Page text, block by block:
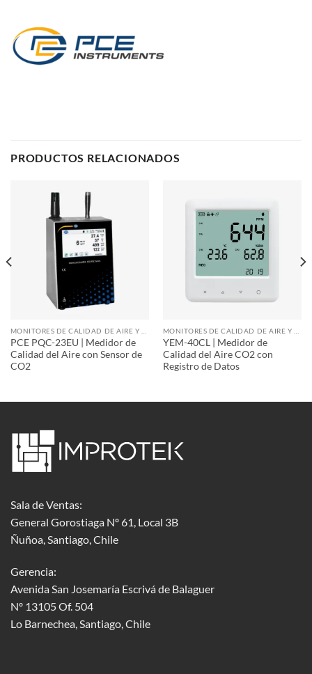
PRODUCTOS RELACIONADOS
PCE PQC-23EU | Medidor de
Calidad del Aire con Sensor de
CO2
YEM-40CL | Medidor de
Calidad del Aire CO2 con
Registro de Datos
Sala de Ventas:
General Gorostiaga Nº 61, Local 3B
Ñuñoa, Santiago, Chile
Gerencia:
Avenida San Josemaría Escrivá de Balaguer
Nº 13105 Of. 504
Lo Barnechea, Santiago, Chile